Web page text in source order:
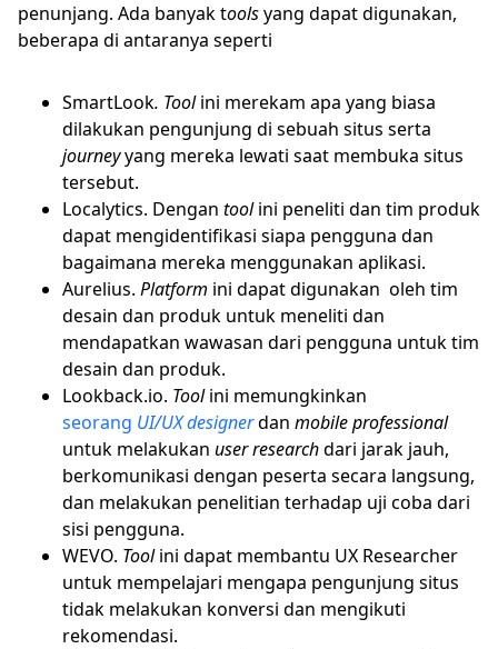
penunjang. Ada banyak toolsyang dapat digunakan,
beberapa di antaranya seperti
SmartLook. Toolini merekam apa yang biasa
dilakukan pengunjung di sebuah situs serta
journeyyang mereka lewati saat membuka situs
tersebut.
Localytics. Dengan toolini peneliti dan tim produk
dapat mengidentifikasi siapa pengguna dan
bagaimana mereka menggunakan aplikasi.
Aurelius. Platform ini dapat digunakan oleh tim
desain dan produk untuk meneliti dan
mendapatkan wawasan dari pengguna untuk tim
desain dan produk.
Lookback.io. Toolini memungkinkan
seorang UI/UX designerdan mobile professional
untuk melakukan user researchdari jarak jauh,
berkomunikasi dengan peserta secara langsung,
dan melakukan penelitian terhadap uji coba dari
sisi pengguna.
WEVO. Toolini dapat membantu UX Researcher
untuk mempelajari mengapa pengunjung situs
tidak melakukan konversi dan mengikuti
rekomendasi.